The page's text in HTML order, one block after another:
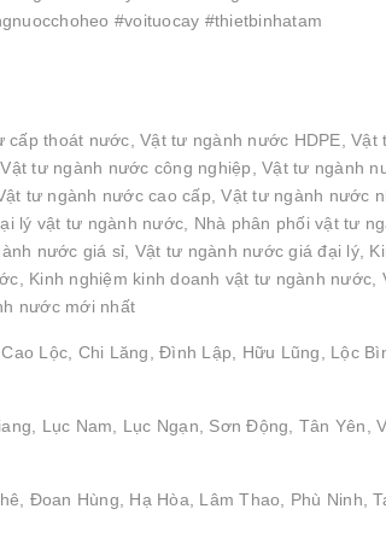
#voituocay #thietbinhatam
thoát nước, Vật tư ngành nước HDPE, Vật
tư ngành nước công nghiệp, Vật tư ngành
tư ngành nước cao cấp, Vật tư ngành nước
lý vật tư ngành nước, Nhà phân phối vật tư
nước giá sỉ, Vật tư ngành nước giá đại lý,
Kinh nghiệm kinh doanh vật tư ngành nước,
nước mới nhất
Lộc, Chi Lăng, Đình Lập, Hữu Lũng, Lộc
Lục Nam, Lục Ngạn, Sơn Động, Tân Yên,
Đoan Hùng, Hạ Hòa, Lâm Thao, Phù Ninh,